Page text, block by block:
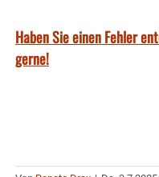
Haben Sie einen Fehler
gerne!